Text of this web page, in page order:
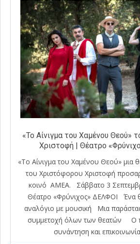
«Το Αίνιγμα του Χαμένου Θεού»
Χριστοφή | Θέατρο
«Το Αίνιγμα του Χαμένου Θεού» μια
του Χριστόφορου Χριστοφή
κοινό ΑΜΕΑ. Σάββατο 3
Θέατρο «Φρύνιχος» ΔΕΛΦΟΙ Ένα
αναλόγιο με μουσική Μια
συμμετοχή όλων των θεατών Ο
συνάντηση και